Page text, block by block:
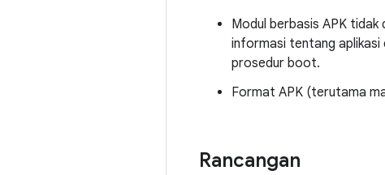
Modul berbasis APK
informasi tentang aplikasi
prosedur boot.
Format APK (terutama
Rancangan